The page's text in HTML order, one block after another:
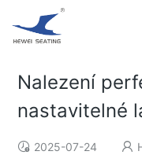
Nalezení
nastavitelné
2025-07-24